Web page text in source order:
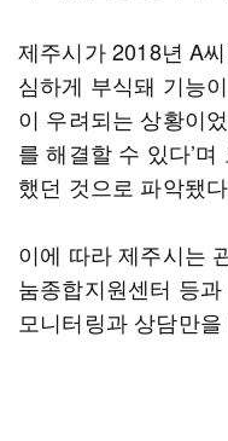
제주시가 2018년 A
심하게 부식돼 기능
이 우려되는 상황이
를 해결할 수 있다’
했던 것으로 파악됐
이에 따라 제주시는
눔종합지원센터 등
모니터링과 상담만